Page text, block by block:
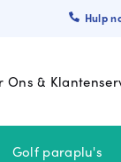
Hulp
Ons &
Golf paraplu's